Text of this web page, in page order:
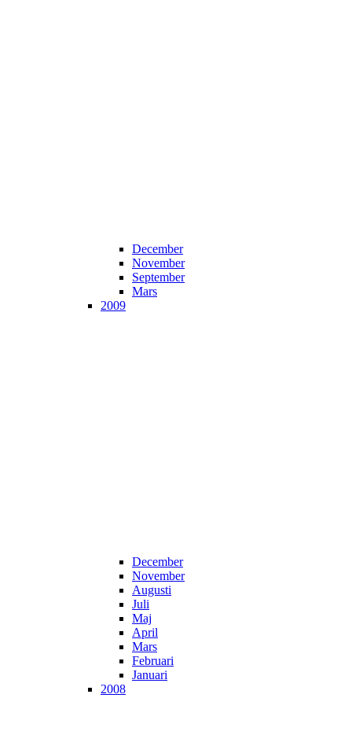
December
November
September
Mars
2009
December
November
Augusti
Juli
Maj
April
Mars
Februari
Januari
2008